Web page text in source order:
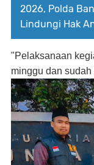
2026, Polda
Lindungi Hak
"Pelaksanaan
minggu dan